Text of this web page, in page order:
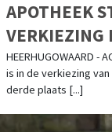
APOTHEEK
VERKIEZING
NEDERLAND
HEERHUGOWAARD -
is in de verkiezing
derde plaats [...]